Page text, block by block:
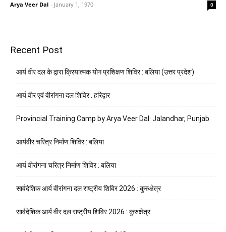
Arya Veer Dal - January 1, 1970 0
Recent Post
आर्य वीर दल के द्वारा क्रियात्मक योग प्रशिक्षण शिविर : बलिया (उत्तर प्रदेश)
आर्य वीर एवं वीरांगना दल शिविर : हरिद्वार
Provincial Training Camp by Arya Veer Dal: Jalandhar, Punjab
आर्यवीर चरित्र निर्माण शिविर : बलिया
आर्य वीरांगना चरित्र निर्माण शिविर : बलिया
सार्वदेशिक आर्य वीरांगना दल राष्ट्रीय शिविर 2026 : कुरुक्षेत्र
सार्वदेशिक आर्य वीर दल राष्ट्रीय शिविर 2026 : कुरुक्षेत्र